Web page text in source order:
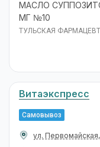
МАСЛО
МГ №10
ТУЛЬСКАЯ
Витаэкспресс
Самовывоз
ул.